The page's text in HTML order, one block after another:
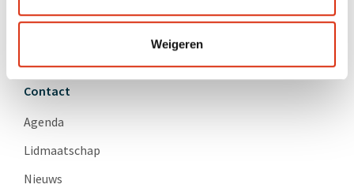
Weigeren
Psychopathologie
Contact
Agenda
Lidmaatschap
Nieuws